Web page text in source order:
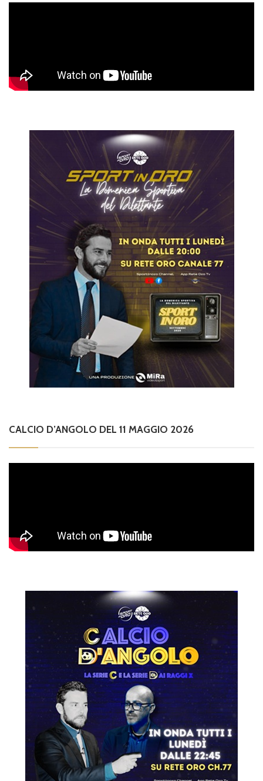
CALCIO D’ANGOLO DEL 11 MAGGIO 2026